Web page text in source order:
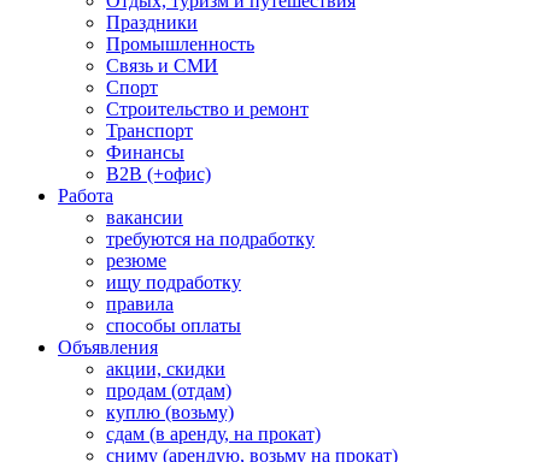
Праздники
Промышленность
Связь и СМИ
Спорт
Строительство и ремонт
Транспорт
Финансы
B2B (+офис)
Работа
вакансии
требуются на подработку
резюме
ищу подработку
правила
способы оплаты
Объявления
акции, скидки
продам (отдам)
куплю (возьму)
сдам (в аренду, на прокат)
сниму (арендую, возьму на прокат)